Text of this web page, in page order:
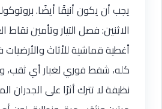
يجب أن يكون أنيقًا أيضًا.
الاثنين: فصل التيار وتأمين نقاط
أغطية قماشية للأثاث
كله، شفط فوري لغبار أي ثقب،
نظيفة لا تترك أثرًا على الجدران